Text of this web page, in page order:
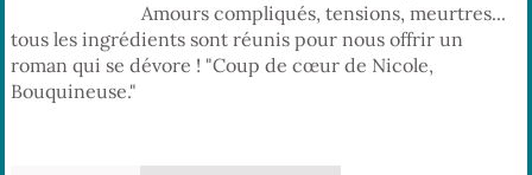
Amours compliqués, tensions, meurtres...
tous les ingrédients sont réunis pour nous offrir un
roman qui se dévore ! "Coup de cœur de Nicole,
Bouquineuse."